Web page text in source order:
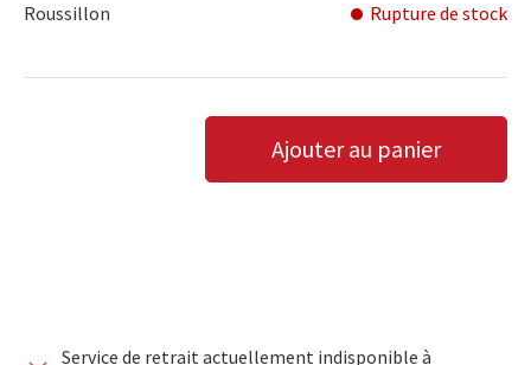
Roussillon Rupture de stock
DIMINUER LA QUANTITÉ
AUGMENTER LA QUANTITÉ
Ajouter au panier
Service de retrait actuellement indisponible à